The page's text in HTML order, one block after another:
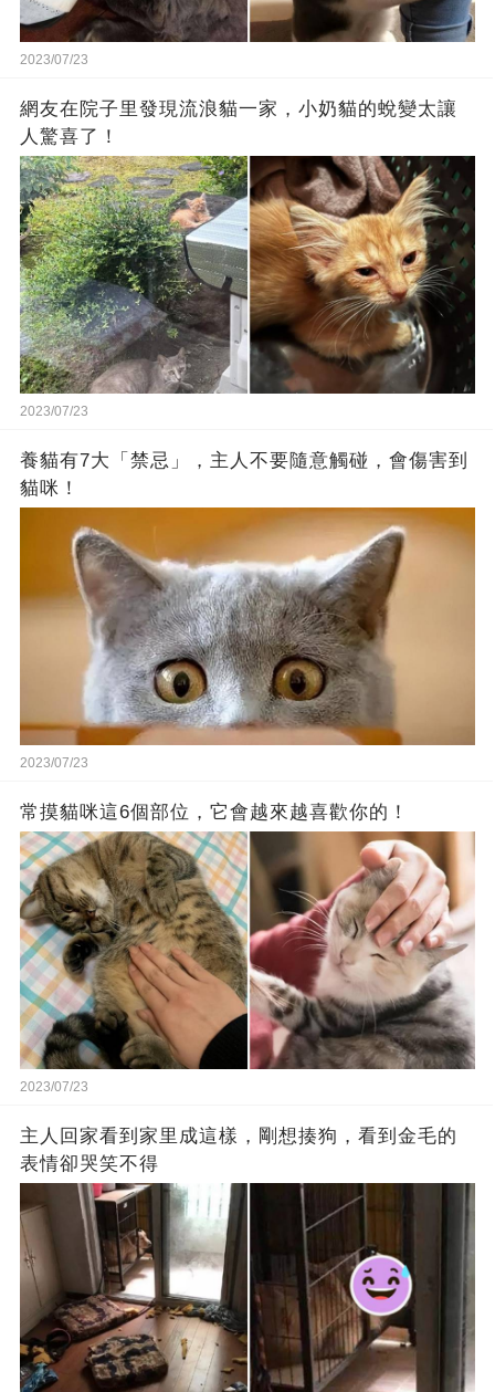
2023/07/23
網友在院子里發現流浪貓一家，小奶貓的蛻變太讓
人驚喜了！
2023/07/23
養貓有7大「禁忌」，主人不要隨意觸碰，會傷害到
貓咪！
2023/07/23
常摸貓咪這6個部位，它會越來越喜歡你的！
2023/07/23
主人回家看到家里成這樣，剛想揍狗，看到金毛的
表情卻哭笑不得